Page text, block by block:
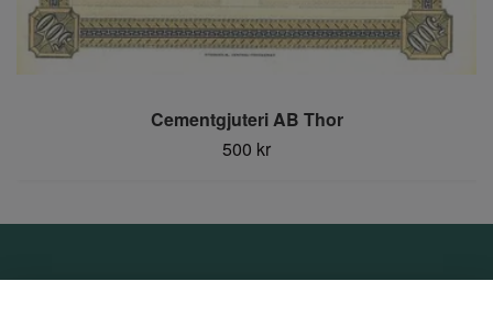
Cementgjuteri AB Thor
500 kr